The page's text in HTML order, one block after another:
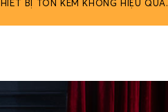
BỊ TỐN KÉM KHÔNG HIỆU QUẢ.